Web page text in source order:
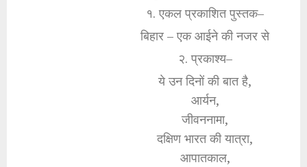
१. एकल प्रकाशित पुस्तक–
बिहार – एक आईने की नजर से
२. प्रकाश्य–
ये उन दिनों की बात है,
आर्यन,
जीवननामा,
दक्षिण भारत की यात्रा,
आपातकाल,